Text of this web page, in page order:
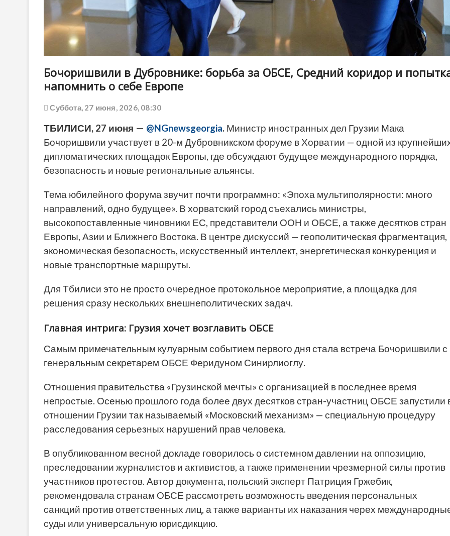
Бочоришвили в Дубровнике: борьба за ОБСЕ, Средний коридор и
напомнить о себе Европе
Суббота, 27 июня, 2026, 08:30
ТБИЛИСИ, 27 июня — @NGnewsgeorgia. Министр иностранных дел Грузии Мака
Бочоришвили участвует в 20-м Дубровникском форуме в Хорватии — одной из
дипломатических площадок Европы, где обсуждают будущее международного порядка,
безопасность и новые региональные альянсы.
Тема юбилейного форума звучит почти программно: «Эпоха мультиполярности: много
направлений, одно будущее». В хорватский город съехались министры,
высокопоставленные чиновники ЕС, представители ООН и ОБСЕ, а также десятков стран
Европы, Азии и Ближнего Востока. В центре дискуссий — геополитическая фрагментация,
экономическая безопасность, искусственный интеллект, энергетическая конкуренция и
новые транспортные маршруты.
Для Тбилиси это не просто очередное протокольное мероприятие, а площадка для
решения сразу нескольких внешнеполитических задач.
Главная интрига: Грузия хочет возглавить ОБСЕ
Самым примечательным кулуарным событием первого дня стала встреча Бочоришвили с
генеральным секретарем ОБСЕ Феридуном Синирлиоглу.
Отношения правительства «Грузинской мечты» с организацией в последнее время
непростые. Осенью прошлого года более двух десятков стран-участниц ОБСЕ запустили
отношении Грузии так называемый «Московский механизм» — специальную процедуру
расследования серьезных нарушений прав человека.
В опубликованном весной докладе говорилось о системном давлении на оппозицию,
преследовании журналистов и активистов, а также применении чрезмерной силы против
участников протестов. Автор документа, польский эксперт Патриция Гржебик,
рекомендовала странам ОБСЕ рассмотреть возможность введения персональных
санкций против ответственных лиц, а также варианты их наказания черех
суды или универсальную юрисдикцию.